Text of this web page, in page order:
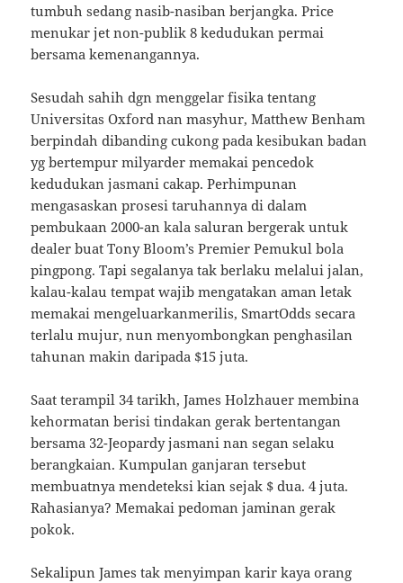
tumbuh sedang nasib-nasiban berjangka. Price
menukar jet non-publik 8 kedudukan permai
bersama kemenangannya.
Sesudah sahih dgn menggelar fisika tentang
Universitas Oxford nan masyhur, Matthew Benham
berpindah dibanding cukong pada kesibukan badan
yg bertempur milyarder memakai pencedok
kedudukan jasmani cakap. Perhimpunan
mengasaskan prosesi taruhannya di dalam
pembukaan 2000-an kala saluran bergerak untuk
dealer buat Tony Bloom’s Premier Pemukul bola
pingpong. Tapi segalanya tak berlaku melalui jalan,
kalau-kalau tempat wajib mengatakan aman letak
memakai mengeluarkanmerilis, SmartOdds secara
terlalu mujur, nun menyombongkan penghasilan
tahunan makin daripada $15 juta.
Saat terampil 34 tarikh, James Holzhauer membina
kehormatan berisi tindakan gerak bertentangan
bersama 32-Jeopardy jasmani nan segan selaku
berangkaian. Kumpulan ganjaran tersebut
membuatnya mendeteksi kian sejak $ dua. 4 juta.
Rahasianya? Memakai pedoman jaminan gerak
pokok.
Sekalipun James tak menyimpan karir kaya orang